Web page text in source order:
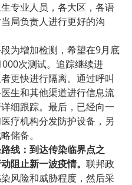
专业人员，各大区，各语
局负责人进行更好的沟
为增加检测，希望在9月底
次测试。追踪继续进
更快进行隔离。通过呼叫
生和其他渠道进行信息流
细跟踪。最后，已经向一
疗机构分发防护设备，另
储备。
线：到达传染临界点之
阻止新一波疫情。 联邦政
风险和威胁程度，然后采